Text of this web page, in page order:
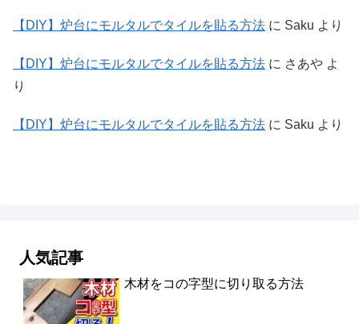
【DIY】炉台にモルタルでタイルを貼る方法 に Saku より
【DIY】炉台にモルタルでタイルを貼る方法 に さあや よ
り
【DIY】炉台にモルタルでタイルを貼る方法 に Saku より
人気記事
木材をコの字型に切り取る方法